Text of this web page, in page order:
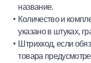
название.
Количество и
указано в штуках,
Штрихкод, если
товара